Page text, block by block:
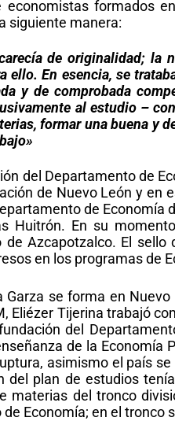
economistas formados
siguiente manera:
de originalidad; la
ello. En esencia, se
y de comprobada
al estudio –
formar una buena y
del Departamento de
de Nuevo León y en
de Economía
Huitrón. En su
de Azcapotzalco. El
en los programas de
Garza se forma en
Eliézer Tijerina trabajó
del
de la Economía
asimismo el país
del plan de estudios
materias del tronco
Economía; en el tronco